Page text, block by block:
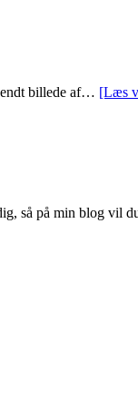
billede af… [Læs
så på min blog vil